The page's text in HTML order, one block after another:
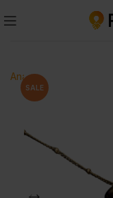
Ana Sayfa
SALE